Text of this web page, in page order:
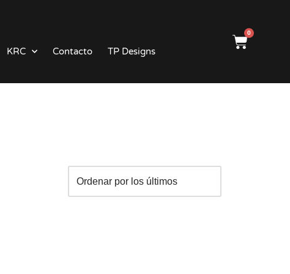
KRC Contacto TP Designs
0